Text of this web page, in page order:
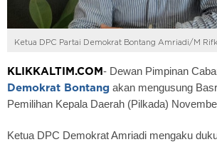
Ketua DPC Partai Demokrat Bontang Amriadi/M
KLIKKALTIM.COM - Dewan Pimpinan
Demokrat Bontang akan mengusung
Pemilihan Kepala Daerah (Pilkada)
Ketua DPC Demokrat Amriadi mengaku